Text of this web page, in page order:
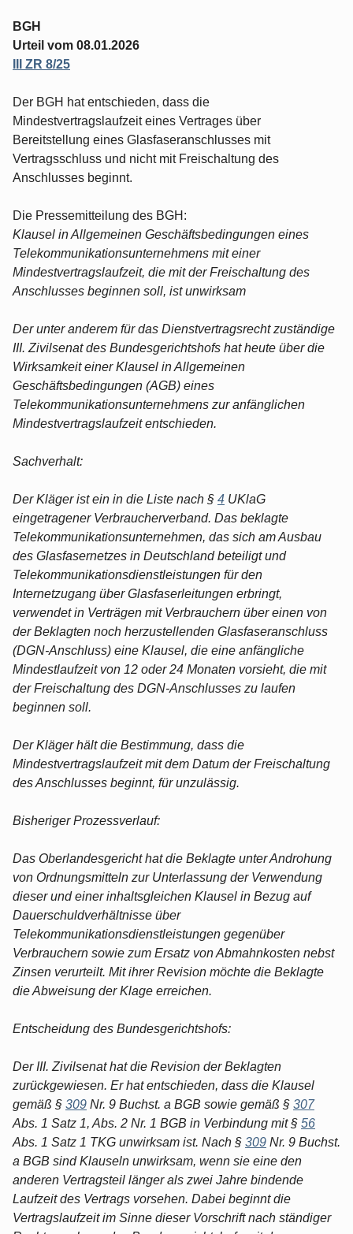
BGH
Urteil vom 08.01.2026
III ZR 8/25
Der BGH hat entschieden, dass die
Mindestvertragslaufzeit eines Vertrages über
Bereitstellung eines Glasfaseranschlusses mit
Vertragsschluss und nicht mit Freischaltung des
Anschlusses beginnt.
Die Pressemitteilung des BGH:
Klausel in Allgemeinen Geschäftsbedingungen eines
Telekommunikationsunternehmens mit einer
Mindestvertragslaufzeit, die mit der Freischaltung des
Anschlusses beginnen soll, ist unwirksam
Der unter anderem für das Dienstvertragsrecht zuständige
III. Zivilsenat des Bundesgerichtshofs hat heute über die
Wirksamkeit einer Klausel in Allgemeinen
Geschäftsbedingungen (AGB) eines
Telekommunikationsunternehmens zur anfänglichen
Mindestvertragslaufzeit entschieden.
Sachverhalt:
Der Kläger ist ein in die Liste nach § 4 UKlaG
eingetragener Verbraucherverband. Das beklagte
Telekommunikationsunternehmen, das sich am Ausbau
des Glasfasernetzes in Deutschland beteiligt und
Telekommunikationsdienstleistungen für den
Internetzugang über Glasfaserleitungen erbringt,
verwendet in Verträgen mit Verbrauchern über einen von
der Beklagten noch herzustellenden Glasfaseranschluss
(DGN-Anschluss) eine Klausel, die eine anfängliche
Mindestlaufzeit von 12 oder 24 Monaten vorsieht, die mit
der Freischaltung des DGN-Anschlusses zu laufen
beginnen soll.
Der Kläger hält die Bestimmung, dass die
Mindestvertragslaufzeit mit dem Datum der Freischaltung
des Anschlusses beginnt, für unzulässig.
Bisheriger Prozessverlauf:
Das Oberlandesgericht hat die Beklagte unter Androhung
von Ordnungsmitteln zur Unterlassung der Verwendung
dieser und einer inhaltsgleichen Klausel in Bezug auf
Dauerschuldverhältnisse über
Telekommunikationsdienstleistungen gegenüber
Verbrauchern sowie zum Ersatz von Abmahnkosten nebst
Zinsen verurteilt. Mit ihrer Revision möchte die Beklagte
die Abweisung der Klage erreichen.
Entscheidung des Bundesgerichtshofs:
Der III. Zivilsenat hat die Revision der Beklagten
zurückgewiesen. Er hat entschieden, dass die Klausel
gemäß § 309 Nr. 9 Buchst. a BGB sowie gemäß § 307
Abs. 1 Satz 1, Abs. 2 Nr. 1 BGB in Verbindung mit § 56
Abs. 1 Satz 1 TKG unwirksam ist. Nach § 309 Nr. 9 Buchst.
a BGB sind Klauseln unwirksam, wenn sie eine den
anderen Vertragsteil länger als zwei Jahre bindende
Laufzeit des Vertrags vorsehen. Dabei beginnt die
Vertragslaufzeit im Sinne dieser Vorschrift nach ständiger